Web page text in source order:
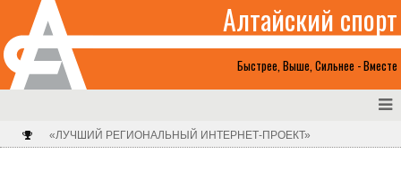
Быстрее, Выше, Сильнее - Вместе
Алтайский спорт
«ЛУЧШИЙ РЕГИОНАЛЬНЫЙ ИНТЕРНЕТ-ПРОЕКТ»